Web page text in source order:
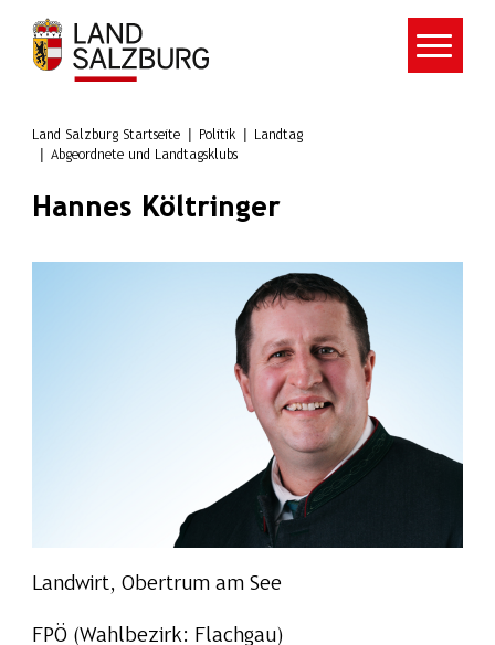
Zum Hauptinhalt springen
Land Salzburg Startseite Politik
Landtag
Abgeordnete und Landtagsklubs
Hannes Költringer
Landwirt, Obertrum am See
FPÖ (Wahlbezirk: Flachgau)